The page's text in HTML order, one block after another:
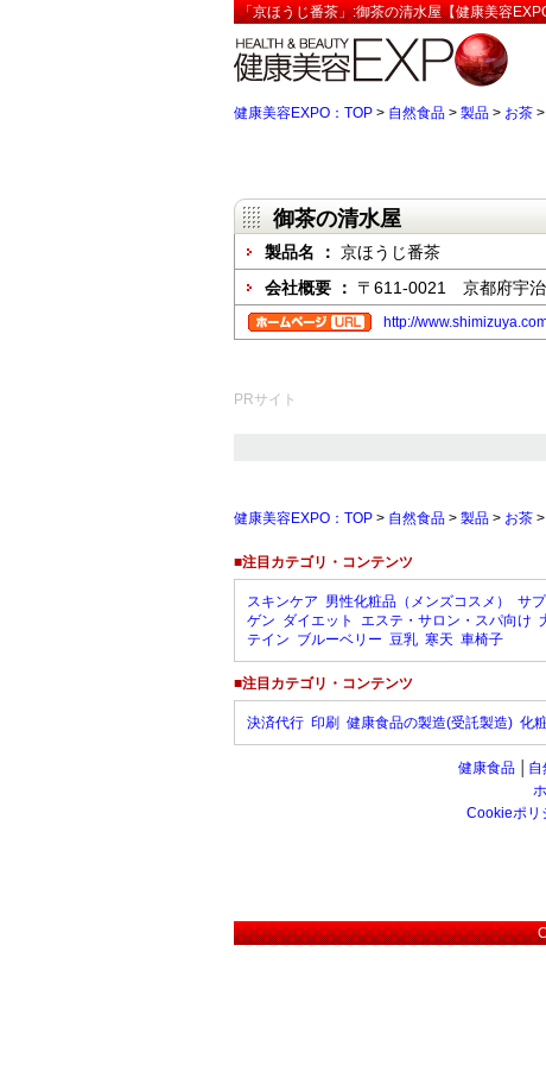
「京ほうじ番茶」:御茶の清水屋【健康美容
健康美容EXPO：TOP > 自然食品 > 製品 > お茶 >
御茶の清水屋
製品名 ： 京ほうじ番茶
会社概要 ： 〒611-0021 京都府宇
http://
PRサイト
健康美容EXPO：TOP > 自然食品 > 製品 > お茶 >
■注目カテゴリ・コンテンツ
スキンケア 男性化粧品（メンズコスメ） サ
ゲン ダイエット エステ・サロン・スパ向け
テイン ブルーベリー 豆乳 寒天 車椅子
■注目カテゴリ・コンテンツ
決済代行 印刷 健康食品の製造(受託製造) 化
健康食品 自
Cookieポリ